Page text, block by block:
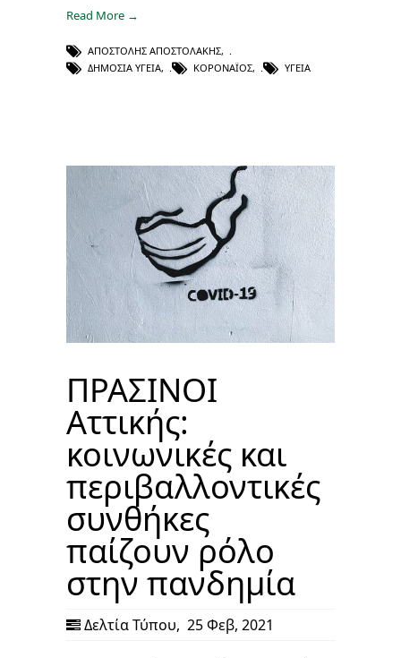
Read More →
ΑΠΟΣΤΌΛΗΣ ΑΠΟΣΤΟΛΆΚΗΣ,
ΔΗΜΌΣΙΑ ΥΓΕΊΑ, ΚΟΡΟΝΑΪΌΣ, ΥΓΕΊΑ
ΠΡΑΣΙΝΟΙ
Αττικής:
κοινωνικές και
περιβαλλοντικές
συνθήκες
παίζουν ρόλο
στην πανδημία
Δελτία Τύπου, 25 Φεβ, 2021